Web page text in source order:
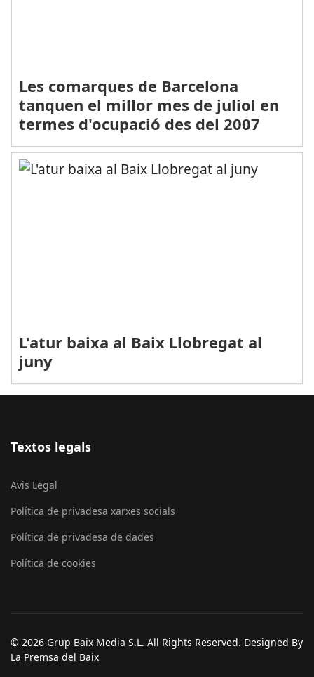
Les comarques de Barcelona
tanquen el millor mes de juliol en
termes d'ocupació des del 2007
L'atur baixa al Baix Llobregat al
juny
Textos legals
Avis Legal
Política de privadesa xarxes socials
Política de privadesa de dades
Política de cookies
© 2026 Grup Baix Media S.L. All Rights Reserved. Designed By
La Premsa del Baix